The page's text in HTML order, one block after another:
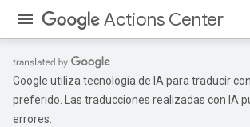
Actions Center
Google utiliza tecnología de IA para traducir
preferido. Las traducciones realizadas con IA
errores.